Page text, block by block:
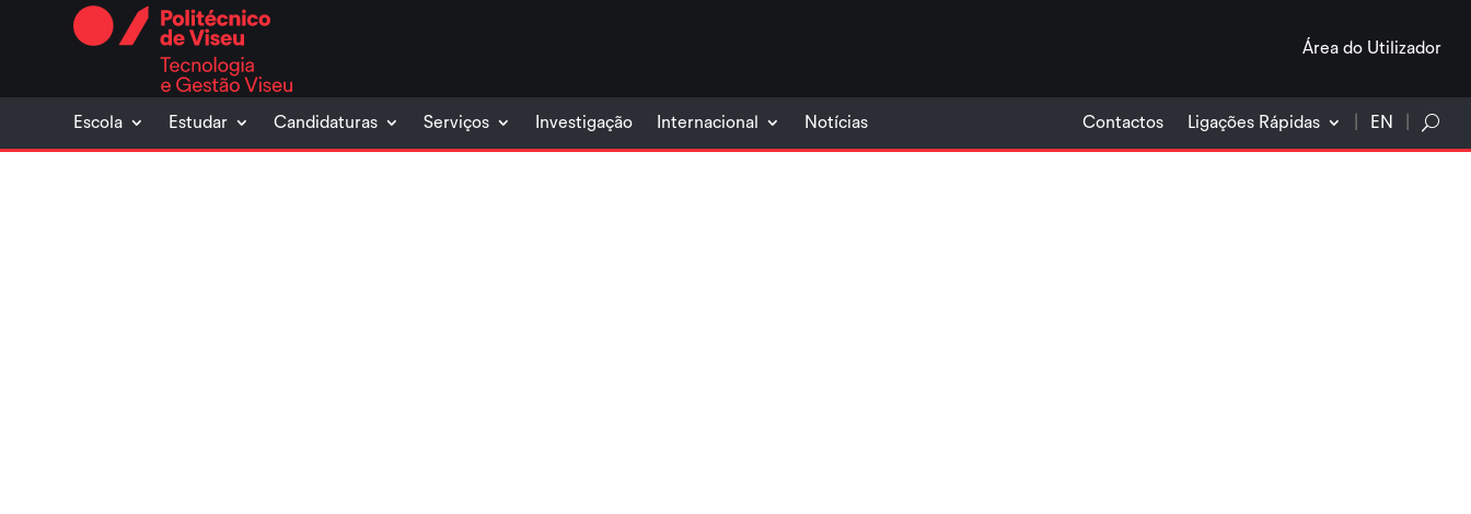
Área do Utilizador
Escola Estudar Candidaturas Serviços Investigação Internacional Notícias Contactos Ligações Rápidas EN